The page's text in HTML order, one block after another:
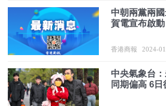
中朝兩黨兩
賀電宣布啟動
香港商報 2024-
中央氣象台
同期偏高 6